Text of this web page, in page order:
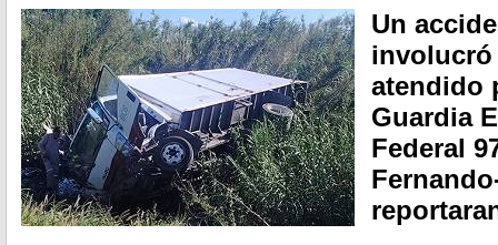
Un
involucró
atendido
Guardia
Federal